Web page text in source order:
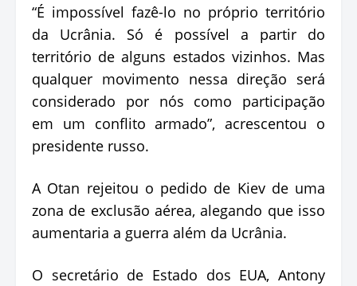
“É impossível fazê-lo no próprio território
da Ucrânia. Só é possível a partir do
território de alguns estados vizinhos. Mas
qualquer movimento nessa direção será
considerado por nós como participação
em um conflito armado”, acrescentou o
presidente russo.
A Otan rejeitou o pedido de Kiev de uma
zona de exclusão aérea, alegando que isso
aumentaria a guerra além da Ucrânia.
O secretário de Estado dos EUA, Antony